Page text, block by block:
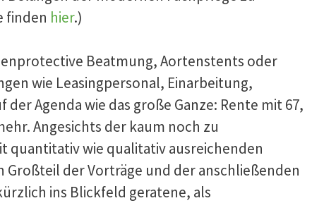
finden hier.)
Beatmung, Aortenstents oder
wie Leasingpersonal, Einarbeitung,
Agenda wie das große Ganze: Rente mit 67,
Angesichts der kaum noch zu
quantitativ wie qualitativ ausreichenden
der Vorträge und der anschließenden
ins Blickfeld geratene, als